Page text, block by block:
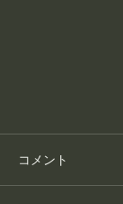
コメント